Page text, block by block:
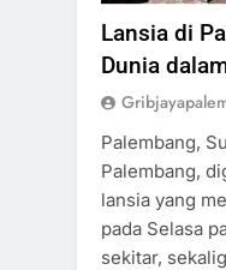
Lansia di
Dunia
Palembang,
Palembang,
lansia yang
pada Selasa
sekitar,